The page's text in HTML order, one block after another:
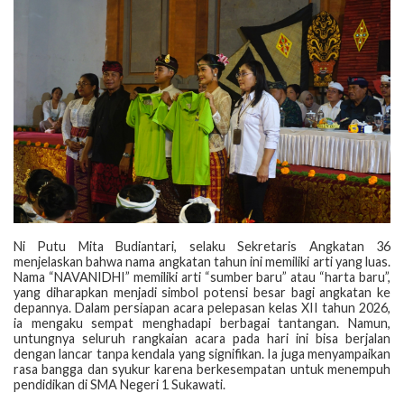
‎Ni Putu Mita Budiantari, selaku Sekretaris Angkatan 36
menjelaskan bahwa nama angkatan tahun ini memiliki arti yang luas.
Nama “NAVANIDHI” memiliki arti “sumber baru” atau “harta baru”,
yang diharapkan menjadi simbol potensi besar bagi angkatan ke
depannya. Dalam persiapan acara pelepasan kelas XII tahun 2026,
ia mengaku sempat menghadapi berbagai tantangan. Namun,
untungnya seluruh rangkaian acara pada hari ini bisa berjalan
dengan lancar tanpa kendala yang signifikan. Ia juga menyampaikan
rasa bangga dan syukur karena berkesempatan untuk menempuh
pendidikan di SMA Negeri 1 Sukawati.